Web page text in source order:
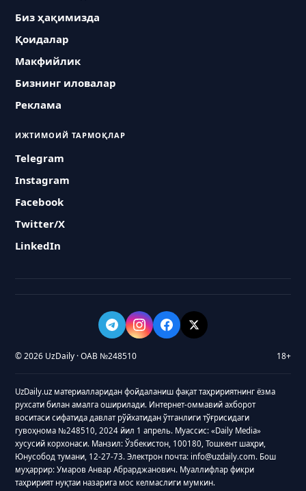
Биз ҳақимизда
Қоидалар
Макфийлик
Бизнинг иловалар
Реклама
ИЖТИМОИЙ ТАРМОҚЛАР
Telegram
Instagram
Facebook
Twitter/X
LinkedIn
© 2026 UzDaily · ОАВ №248510 18+
UzDaily.uz материалларидан фойдаланиш фақат таҳририятнинг ёзма
рухсати билан амалга оширилади. Интернет-оммавий ахборот
воситаси сифатида давлат рўйхатидан ўтганлиги тўғрисидаги
гувоҳнома №248510, 2024 йил 1 апрель. Муассис: «Daily Media»
хусусий корхонаси. Манзил: Ўзбекистон, 100180, Тошкент шаҳри,
Юнусобод тумани, 12-27-73. Электрон почта: info@uzdaily.com. Бош
муҳаррир: Умаров Анвар Абрарджанович. Муаллифлар фикри
таҳририят нуқтаи назарига мос келмаслиги мумкин.